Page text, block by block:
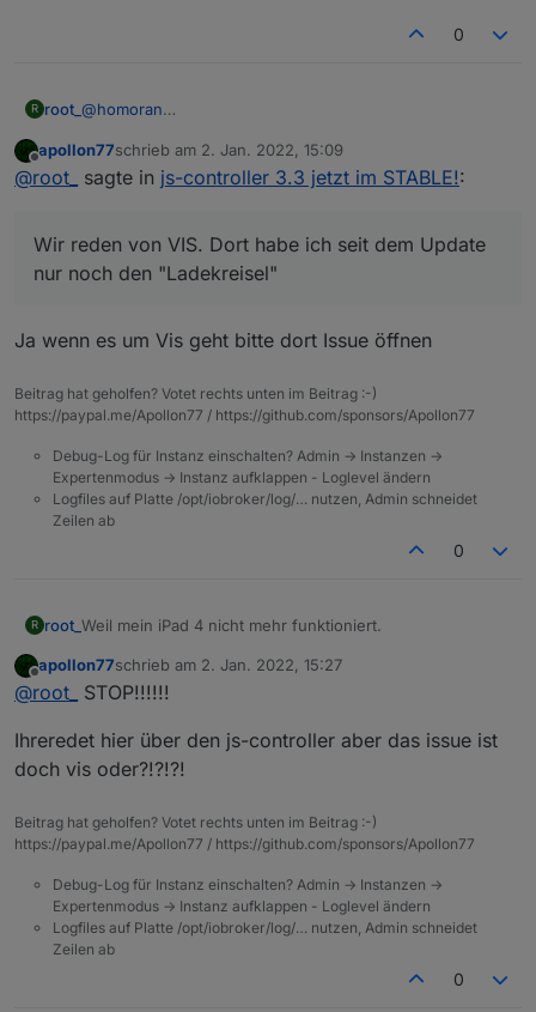
0
R root_ @homoran
so.
Vor dem update ging es und mit meinem Testsys und
Wir reden von VIS. Dort habe ich seit dem Update nur
noch den "Ladekreisel"
Offline
apollon77schrieb am 2. Jan. 2022, 15:09
zuletzt editiert von
@root_ sagte in js-controller 3.3 jetzt im STABLE!:
Wir reden von VIS. Dort habe ich seit dem Update
nur noch den "Ladekreisel"
Ja wenn es um Vis geht bitte dort Issue öffnen
Beitrag hat geholfen? Votet rechts unten im Beitrag :-)
https://paypal.me/Apollon77 / https://github.com/sponsors/Apollon77
Debug-Log für Instanz einschalten? Admin -> Instanzen ->
Expertenmodus -> Instanz aufklappen - Loglevel ändern
Logfiles auf Platte /opt/iobroker/log/… nutzen, Admin schneidet
Zeilen ab
0
R root_ Weil mein iPad 4 nicht mehr funktioniert.
Offline
apollon77schrieb am 2. Jan. 2022, 15:27
zuletzt editiert von
@root_
STOP!!!!!!
Ihreredet hier über den js-controller aber das issue ist
doch vis oder?!?!?!
Beitrag hat geholfen? Votet rechts unten im Beitrag :-)
https://paypal.me/Apollon77 / https://github.com/sponsors/Apollon77
Debug-Log für Instanz einschalten? Admin -> Instanzen ->
Expertenmodus -> Instanz aufklappen - Loglevel ändern
Logfiles auf Platte /opt/iobroker/log/… nutzen, Admin schneidet
Zeilen ab
0